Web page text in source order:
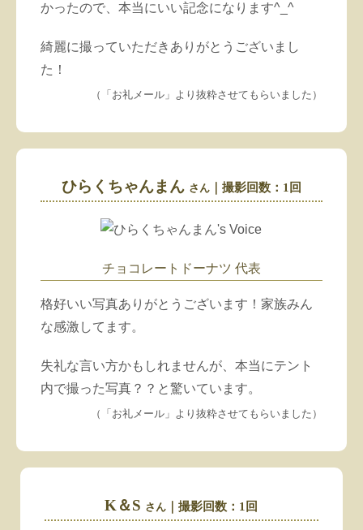
かったので、本当にいい記念になります^_^
綺麗に撮っていただきありがとうございまし
た！
（「お礼メール」より抜粋させてもらいました ）
ひらくちゃんまん さん｜撮影回数：1回
チョコレートドーナツ 代表
格好いい写真ありがとうございます！家族みん
な感激してます。
失礼な言い方かもしれませんが、本当にテント
内で撮った写真？？と驚いています。
（「お礼メール」より抜粋させてもらいました ）
K＆S さん ｜撮影回数：1回